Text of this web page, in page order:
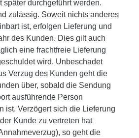
später durchgeführt werden.
zulässig. Soweit nichts anderes
ist, erfolgen Lieferung und
des Kunden. Dies gilt auch
eine frachtfreie Lieferung
wird. Unbeschadet
Verzug des Kunden geht die
über, sobald die Sendung
ausführende Person
ist. Verzögert sich die Lieferung
Kunde zu vertreten hat
so geht die